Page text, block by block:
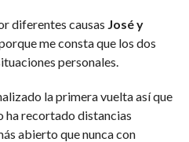
diferentes causas José y
me consta que los dos
personales.
la primera vuelta así que
ha recortado distancias
abierto que nunca con